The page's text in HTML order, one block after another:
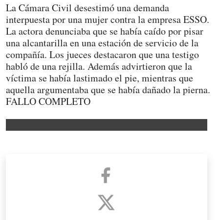
La Cámara Civil desestimó una demanda
interpuesta por una mujer contra la empresa ESSO.
La actora denunciaba que se había caído por pisar
una alcantarilla en una estación de servicio de la
compañía. Los jueces destacaron que una testigo
habló de una rejilla. Además advirtieron que la
víctima se había lastimado el pie, mientras que
aquella argumentaba que se había dañado la pierna.
FALLO COMPLETO